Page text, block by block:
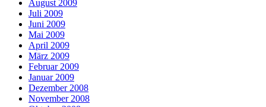
August 2009
Juli 2009
Juni 2009
Mai 2009
April 2009
März 2009
Februar 2009
Januar 2009
Dezember 2008
November 2008